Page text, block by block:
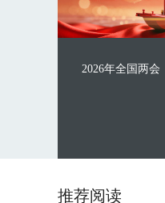
2026年全国两会
推荐阅读